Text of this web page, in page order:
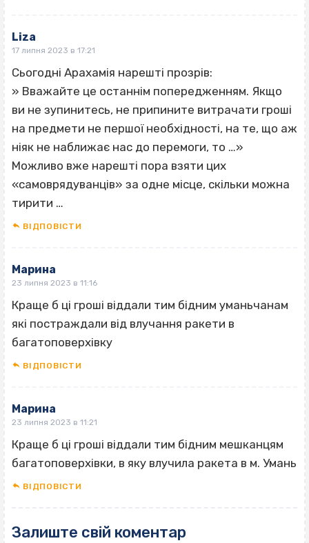
Liza
17 липня 2023 в 17:21
Сьогодні Арахамія нарешті прозрів:
» Вважайте це останнім попередженням. Якщо
ви не зупинитесь, не припините витрачати гроші
на предмети не першої необхідності, на те, що аж
ніяк не наближає нас до перемоги, то …»
Можливо вже нарешті пора взяти цих
«самоврядуванців» за одне місце, скільки можна
тирити …
ВІДПОВІCТИ
Марина
23 липня 2023 в 11:16
Краще б ці гроші віддали тим бідним уманьчанам
які постраждали від влучання ракети в
багатоповерхівку
ВІДПОВІCТИ
Марина
23 липня 2023 в 11:21
Краще б ці гроші віддали тим бідним мешканцям
багатоповерхівки, в яку влучила ракета в м. Умань
ВІДПОВІCТИ
Залиште свій коментар